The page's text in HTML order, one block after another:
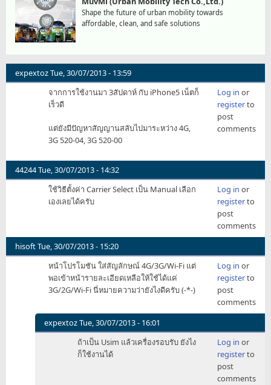
Shape the future of urban mobility towards
affordable, clean, and safe solutions
expextozTue, 30/07/2013 - 13:59
จากการใช้งานมา 3สัปดาห์ กับ iPhone5 เน็ตก็
เร็วดี
แต่ยังมีปัญหาสัญญานสลับไปมาระหว่าง 4G,
3G 520-04, 3G 520-00
Log in or
registerto
post
comments
44244Tue, 30/07/2013 - 14:32
ใช้วิธีตั้งค่า Carrier Select เป็น Manual เลือก
เองเลยได้ครับ
Log in or
registerto
post
comments
hisoftTue, 30/07/2013 - 15:20
หน้าโปรโมชัน ใส่สัญลักษณ์ 4G/3G/Wi-Fi แต่
พอเข้าหน้ารายละเอียดเหลือให้ใช้ได้แค่
3G/2G/Wi-Fi นี่หมายความว่ายังไงดีครับ (-*-)
Log in or
registerto
post
comments
expextozTue, 30/07/2013 - 16:01
In
ถ้าเป็น Usim แล้วเครื่องรอบรับ ยังไง
ก็ใช้งานได้
Log in or
registerto
post
comments